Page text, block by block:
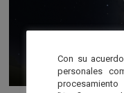
Con su
personales